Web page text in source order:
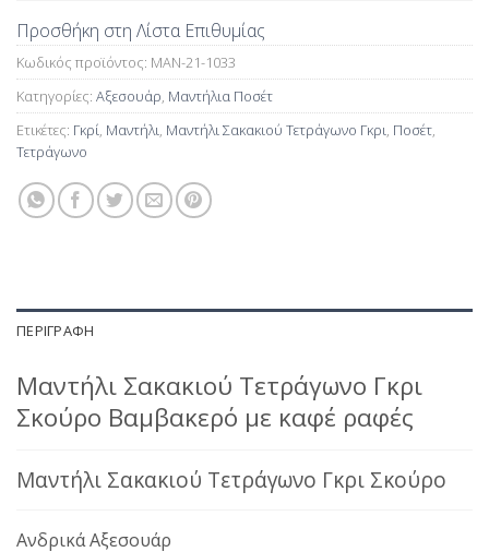
Προσθήκη στη Λίστα Επιθυμίας
Κωδικός προϊόντος: MAN-21-1033
Κατηγορίες: Αξεσουάρ, Μαντήλια Ποσέτ
Ετικέτες: Γκρί, Μαντήλι, Μαντήλι Σακακιού Τετράγωνο Γκρι, Ποσέτ,
Τετράγωνο
ΠΕΡΙΓΡΑΦΉ
Μαντήλι Σακακιού Τετράγωνο Γκρι
Σκούρο Βαμβακερό με καφέ ραφές
Μαντήλι Σακακιού Τετράγωνο Γκρι Σκούρο
Ανδρικά Αξεσουάρ